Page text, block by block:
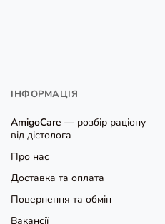
ІНФОРМАЦІЯ
AmigoCare — розбір раціону
від дієтолога
Про нас
Доставка та оплата
Повернення та обмін
Вакансії